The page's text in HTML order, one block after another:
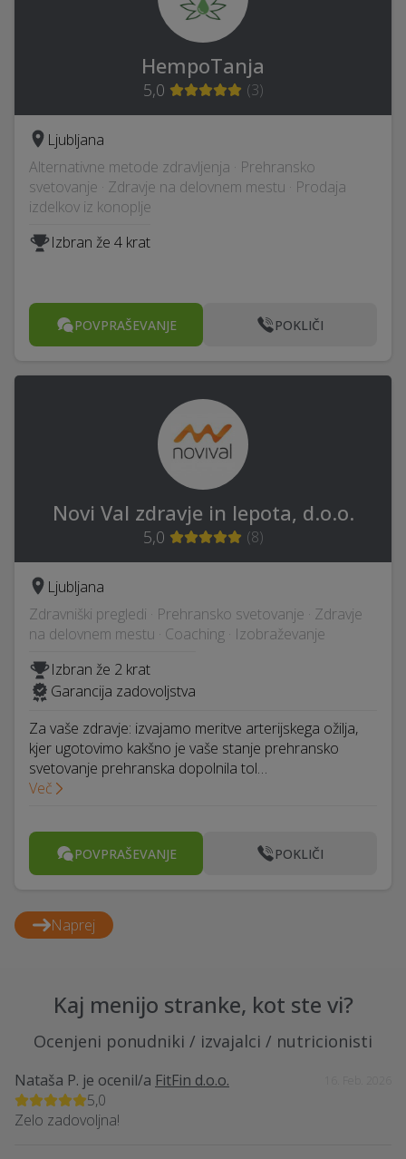
HempoTanja
5,0 (3)
Ljubljana
Alternativne metode zdravljenja · Prehransko
svetovanje · Zdravje na delovnem mestu · Prodaja
izdelkov iz konoplje
Izbran že 4 krat
POVPRAŠEVANJE POKLIČI
Novi Val zdravje in lepota, d.o.o.
5,0 (8)
Ljubljana
Zdravniški pregledi · Prehransko svetovanje · Zdravje
na delovnem mestu · Coaching · Izobraževanje
Izbran že 2 krat
Garancija zadovoljstva
Za vaše zdravje: izvajamo meritve arterijskega ožilja,
kjer ugotovimo kakšno je vaše stanje prehransko
svetovanje prehranska dopolnila tol…
Več
POVPRAŠEVANJE POKLIČI
Naprej
Kaj menijo stranke, kot ste vi?
Ocenjeni ponudniki / izvajalci / nutricionisti
Nataša P. je ocenil/a FitFin d.o.o.
5,0
Zelo zadovoljna!